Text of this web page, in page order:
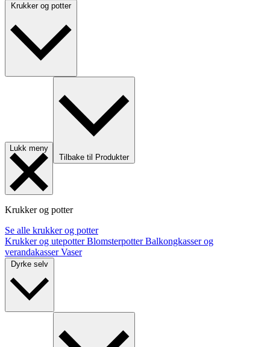
Krukker og potter
Lukk meny
Tilbake til Produkter
Krukker og potter
Se alle krukker og potter
Krukker og utepotterBlomsterpotterBalkongkasser og
verandakasserVaser